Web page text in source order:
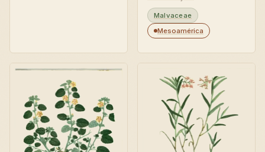
Malvaceae
Mesoamérica